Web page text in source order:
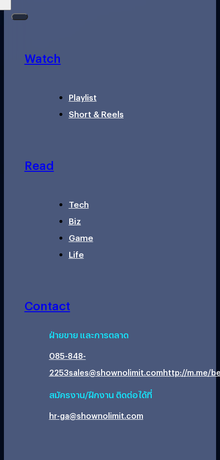
Watch
Playlist
Short & Reels
Read
Tech
Biz
Game
Life
Contact
ฝ่ายขาย และการตลาด
085-848-
2253sales@shownolimit.comhttp://m.me/
สมัครงาน/ฝึกงาน ติดต่อได้ที่
hr-ga@shownolimit.com